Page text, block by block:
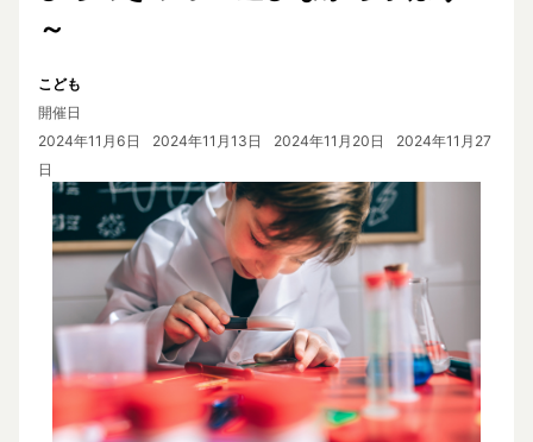
～
こども
開催日
2024年11月6日
2024年11月13日 2024年11月20日
2024年11月27
日